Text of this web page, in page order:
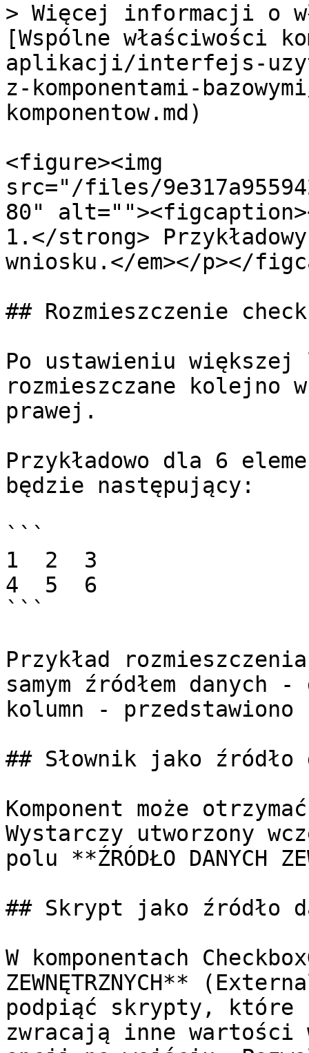
> Więcej informacji o
[Wspólne właściwości
aplikacji/interfejs-
z-komponentami-
komponentow.md)
<figure><img
src="/files/
80"
1.</strong>
wniosku.</em></p></
## Rozmieszczenie
Po ustawieniu większej
rozmieszczane kolejno
prawej.
Przykładowo dla 6
będzie następujący:
```
1  2  3
4  5  6
```
Przykład
samym źródłem
kolumn -
## Słownik jako źródło
Komponent może
Wystarczy utworzony
polu **ŹRÓDŁO DANYCH
## Skrypt jako źródło
W komponentach
ZEWNĘTRZNYCH**
podpiąć skrypty,
zwracają inne wartości